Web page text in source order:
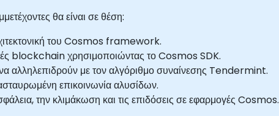
θα είναι σε θέση:
του Cosmos framework.
blockchain χρησιμοποιώντας το Cosmos SDK.
αλληλεπιδρούν με τον αλγόριθμο συναίνεσης Tendermint.
επικοινωνία αλυσίδων.
την κλιμάκωση και τις επιδόσεις σε εφαρμογές Cosmos.